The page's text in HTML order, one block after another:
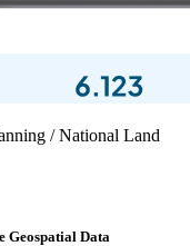
/ National Land
-
Geospatial Data